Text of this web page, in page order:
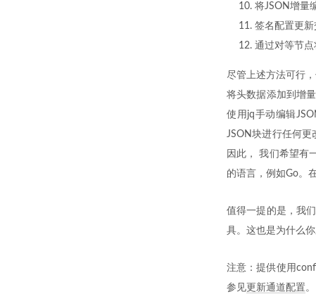
将JSON增量
签名配置更新
通过对等节点
尽管上述方法可行
将头数据添加到增
使用jq手动编辑
JSON块进行任何更
因此， 我们希望有
的语言，例如Go。
值得一提的是，我
具。这也是为什么
注意：提供使用
参见更新通道配置。